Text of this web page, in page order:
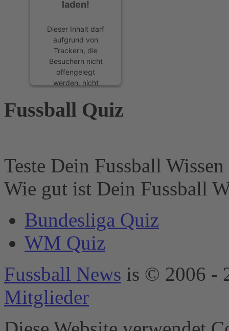
laden!
Dieser Inhalt darf
aufgrund von
Trackern, die
Besuchern nicht
offengelegt
werden, nicht
Der Besitzer der
Website muss diese
Liste der
verwendeten
hinzuzufügen.
Usercentrics
Consent
Management
Platform&
Fussball Quiz
Teste Dein Fussball
Wie gut ist Dein Fussball
Bundesliga Quiz
WM Quiz
Fussball News is © 2006 -
Mitglieder